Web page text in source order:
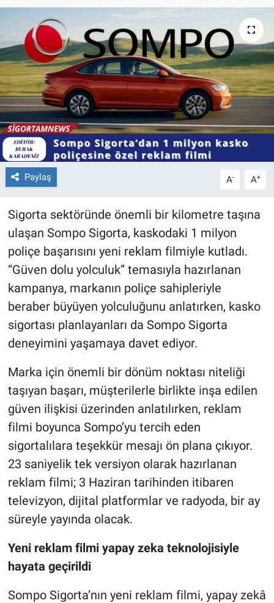
Paylaş A- A+
Sigorta sektöründe önemli bir kilometre taşına
ulaşan Sompo Sigorta, kaskodaki 1 milyon
poliçe başarısını yeni reklam filmiyle kutladı.
“Güven dolu yolculuk” temasıyla hazırlanan
kampanya, markanın poliçe sahipleriyle
beraber büyüyen yolculuğunu anlatırken, kasko
sigortası planlayanları da Sompo Sigorta
deneyimini yaşamaya davet ediyor.
Marka için önemli bir dönüm noktası niteliği
taşıyan başarı, müşterilerle birlikte inşa edilen
güven ilişkisi üzerinden anlatılırken, reklam
filmi boyunca Sompo’yu tercih eden
sigortalılara teşekkür mesajı ön plana çıkıyor.
23 saniyelik tek versiyon olarak hazırlanan
reklam filmi; 3 Haziran tarihinden itibaren
televizyon, dijital platformlar ve radyoda, bir ay
süreyle yayında olacak.
Yeni reklam filmi yapay zeka teknolojisiyle
hayata geçirildi
Sompo Sigorta’nın yeni reklam filmi, yapay zekâ